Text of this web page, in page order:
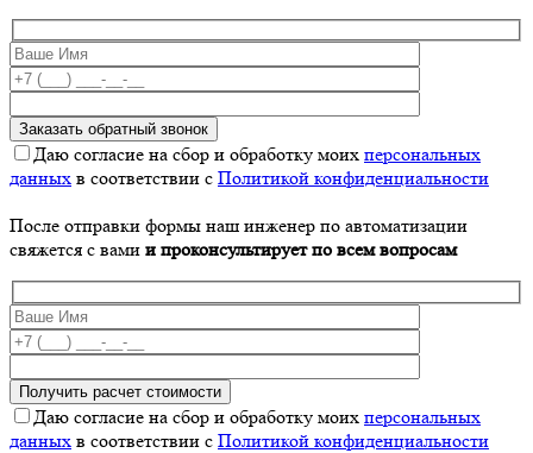
Даю согласие на сбор и обработку моих персональных
данных в соответствии с Политикой конфиденциальности
После отправки формы наш инженер по автоматизации
свяжется с вами и проконсультирует по всем вопросам
Даю согласие на сбор и обработку моих персональных
данных в соответствии с Политикой конфиденциальности